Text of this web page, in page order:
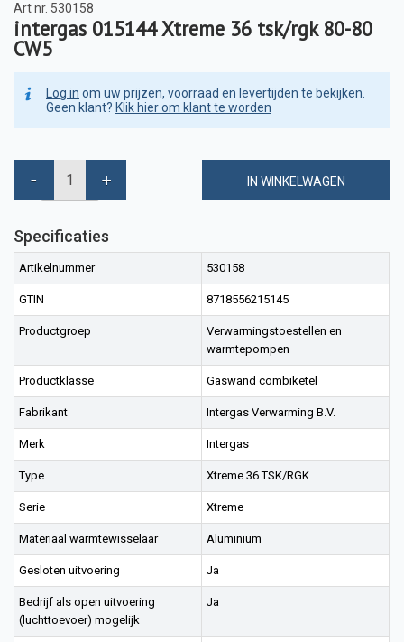
Art nr. 530158
intergas 015144 Xtreme 36 tsk/rgk 80-80
CW5
Log in om uw prijzen, voorraad en levertijden te bekijken.
Geen klant? Klik hier om klant te worden
IN WINKELWAGEN
Specificaties
Artikelnummer 530158
GTIN 8718556215145
Productgroep
Verwarmingstoestellen en
warmtepompen
Productklasse Gaswand combiketel
Fabrikant Intergas Verwarming B.V.
Merk Intergas
Type Xtreme 36 TSK/RGK
Serie Xtreme
Materiaal warmtewisselaar Aluminium
Gesloten uitvoering Ja
Bedrijf als open uitvoering
(luchttoevoer) mogelijk
Ja